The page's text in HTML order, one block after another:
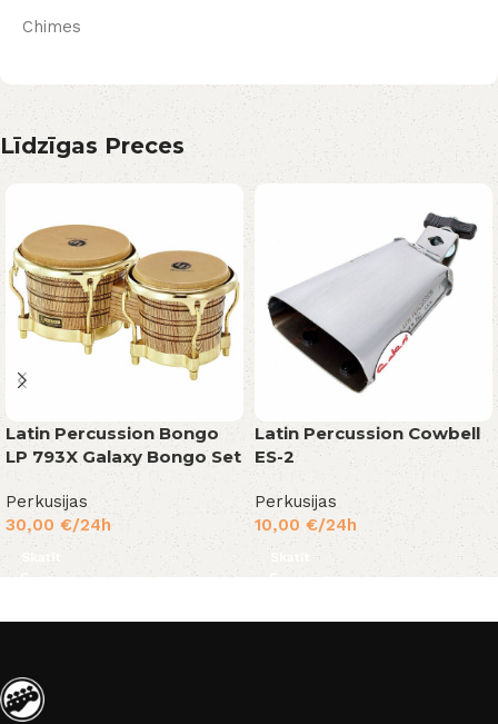
Chimes
Līdzīgas Preces
Latin Percussion Bongo
LP 793X Galaxy Bongo Set
Perkusijas
30,00 €/24h
Skatīt
Latin Percussion Cowbell
ES-2
Perkusijas
10,00 €/24h
Skatīt